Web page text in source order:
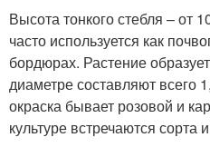
Высота тонкого стебля – от
часто используется как
бордюрах. Растение
диаметре составляют всего
окраска бывает розовой и
культуре встречаются сорта